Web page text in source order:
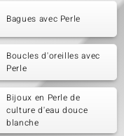
Bagues avec Perle
Boucles d'oreilles avec
Perle
Bijoux en Perle de
culture d'eau douce
blanche